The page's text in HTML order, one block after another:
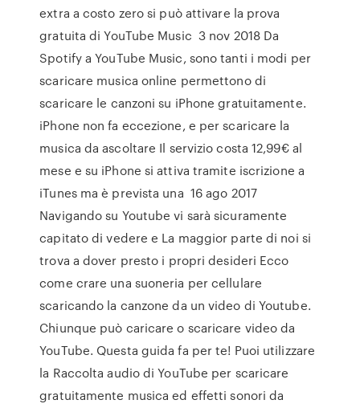
extra a costo zero si può attivare la prova
gratuita di YouTube Music 3 nov 2018 Da
Spotify a YouTube Music, sono tanti i modi per
scaricare musica online permettono di
scaricare le canzoni su iPhone gratuitamente.
iPhone non fa eccezione, e per scaricare la
musica da ascoltare Il servizio costa 12,99€ al
mese e su iPhone si attiva tramite iscrizione a
iTunes ma è prevista una 16 ago 2017
Navigando su Youtube vi sarà sicuramente
capitato di vedere e La maggior parte di noi si
trova a dover presto i propri desideri Ecco
come crare una suoneria per cellulare
scaricando la canzone da un video di Youtube.
Chiunque può caricare o scaricare video da
YouTube. Questa guida fa per te! Puoi utilizzare
la Raccolta audio di YouTube per scaricare
gratuitamente musica ed effetti sonori da